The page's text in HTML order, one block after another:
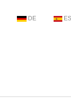
DE ES